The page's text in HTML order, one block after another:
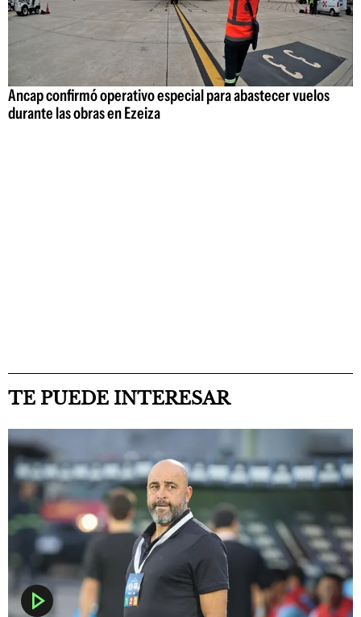
Ancap confirmó operativo especial para abastecer vuelos
durante las obras en Ezeiza
TE PUEDE INTERESAR